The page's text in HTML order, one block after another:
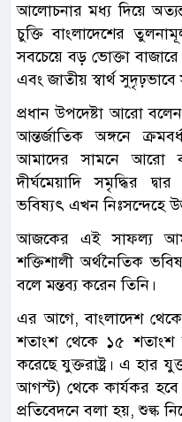
আলোচনার মধ্য দিয়ে
চুক্তি বাংলাদেশের
সবচেয়ে বড় ভোক্তা বাজারে
এবং জাতীয় স্বার্থ
প্রধান উপদেষ্টা আরো
আন্তর্জাতিক অঙ্গনে
আমাদের সামনে আরো
দীর্ঘমেয়াদি সমৃদ্ধির
ভবিষ্যৎ এখন নিঃসন্দেহে
আজকের এই সাফল্য
শক্তিশালী অর্থনৈতিক
বলে মন্তব্য করেন তিনি।
এর আগে, বাংলাদেশ
শতাংশ থেকে ১৫
করেছে যুক্তরাষ্ট্র। এ হার
আগস্ট) থেকে কার্যকর
প্রতিবেদনে বলা হয়, শুল্ক